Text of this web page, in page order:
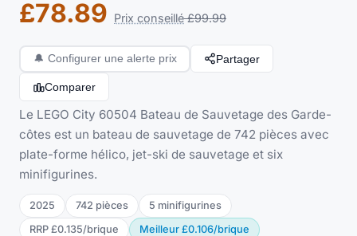
£78.89 Prix conseillé £99.99
🔔 Configurer une alerte prix Partager
Comparer
Le LEGO City 60504 Bateau de Sauvetage des Garde-
côtes est un bateau de sauvetage de 742 pièces avec
plate-forme hélico, jet-ski de sauvetage et six
minifigurines.
2025 742 pièces 5 minifigurines
RRP £0.135/brique Meilleur £0.106/brique